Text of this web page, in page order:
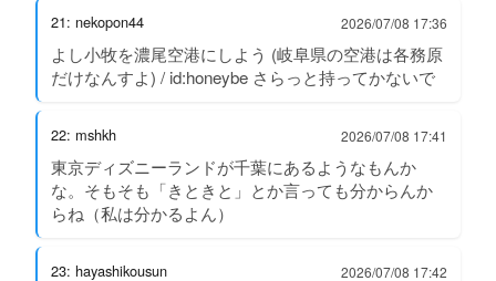
21: nekopon44 2026/07/08 17:36
よし小牧を濃尾空港にしよう (岐阜県の空港は各務原
だけなんすよ) / id:honeybe さらっと持ってかないで
22: mshkh 2026/07/08 17:41
東京ディズニーランドが千葉にあるようなもんか
な。そもそも「きときと」とか言っても分からんか
らね（私は分かるよん）
23: hayashikousun 2026/07/08 17:42